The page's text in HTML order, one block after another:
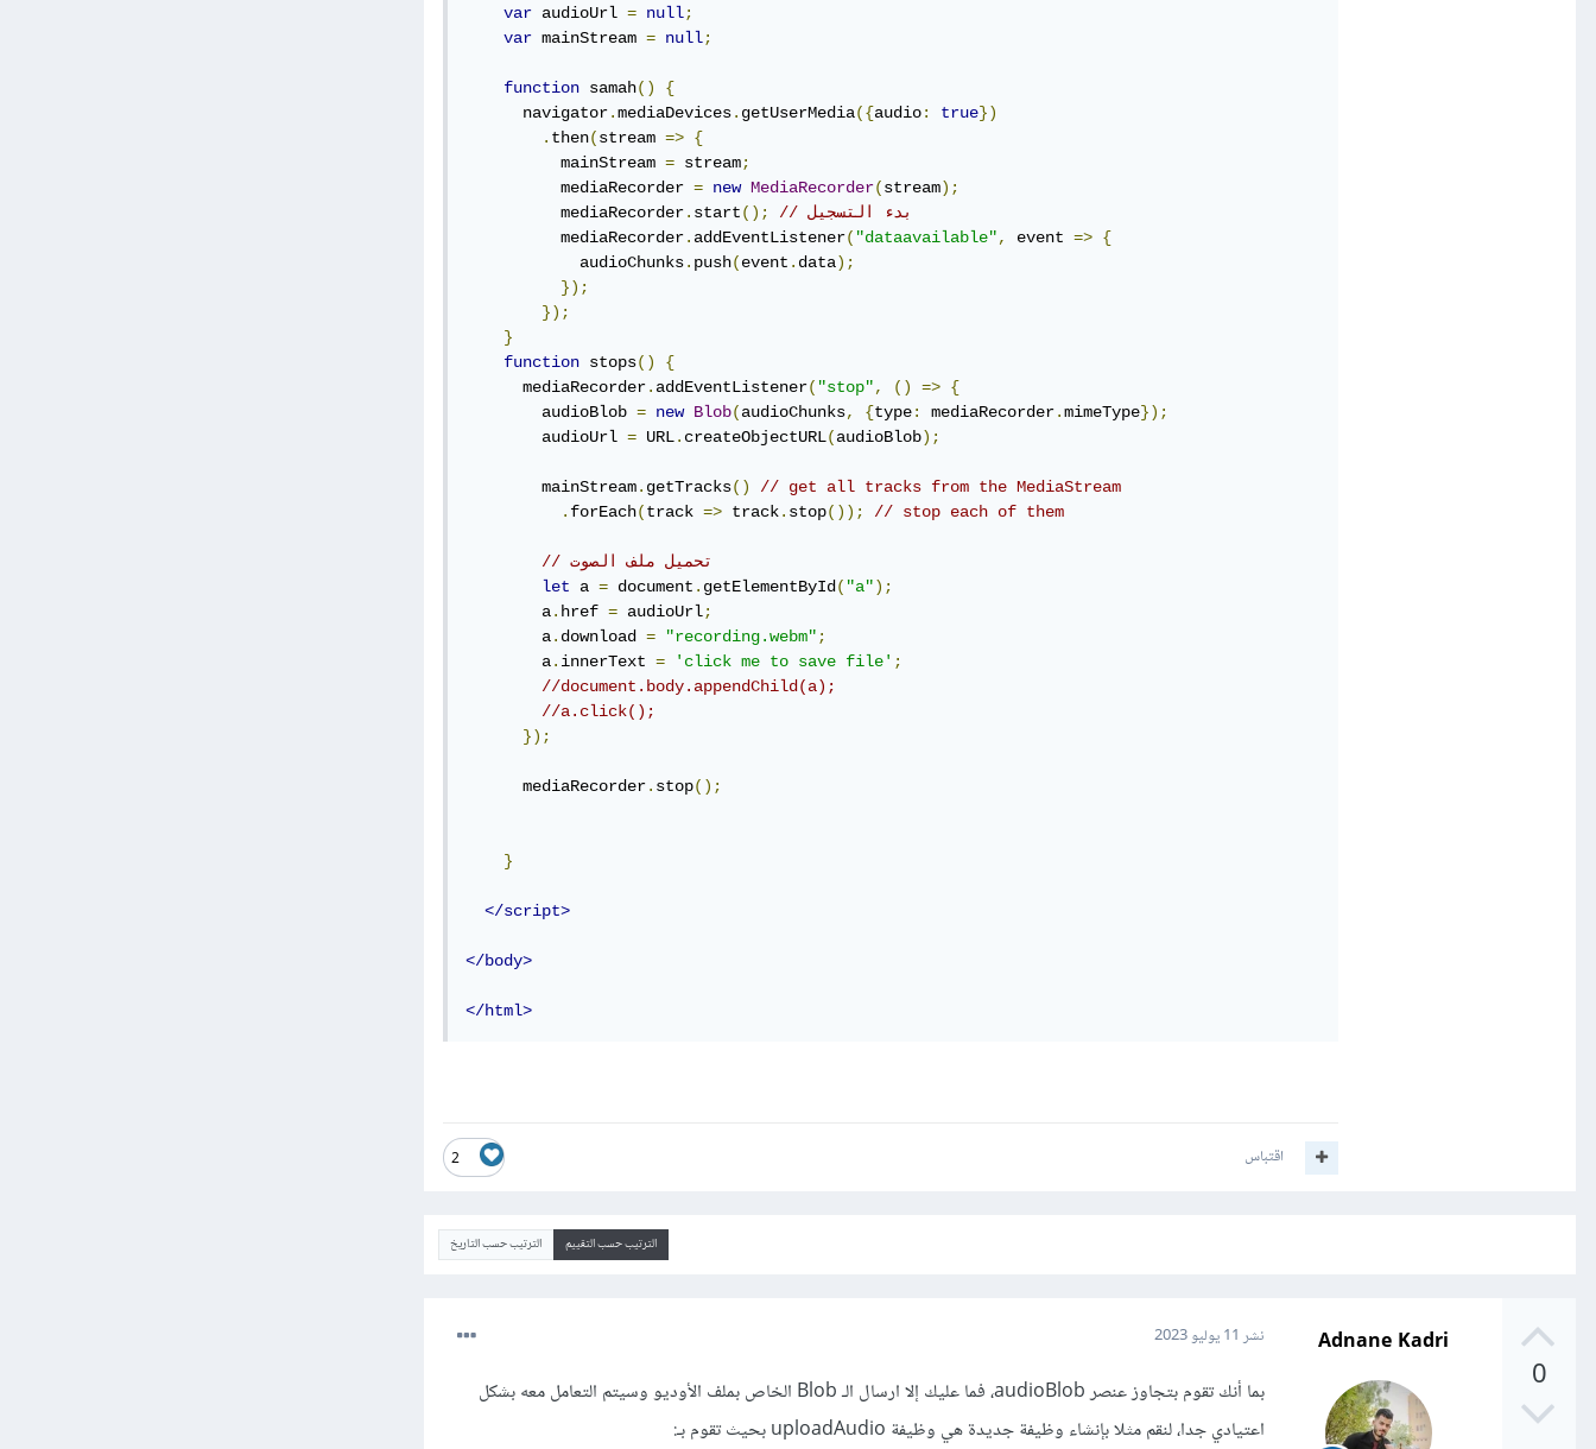
var audioUrl = null;
var mainStream = null;
function samah()
{
navigator.mediaDevices. getUserMedia({audio: true})
. then(stream => {
mainStream = stream;
mediaRecorder = new MediaRecorder(stream);
mediaRecorder. start();
// بدء التسجيل
mediaRecorder. addEventListener( "dataavailable", event => {
audioChunks. push(event . data);
});
});
}
function stops()
{
mediaRecorder. addEventListener( "stop", () => {
audioBlob = new Blob(audioChunks, {type: mediaRecorder.mimeType});
audioUrl = URL. createObjectURL(audioBlob);
mainStream. getTracks()
// get all tracks from the MediaStream
. forEach(track => track. stop()); // stop each of them
// تحميل ملف الصوت
let a = document . getElementById ( "a");
a. href = audioUrl;
a. download = "recording.webm" ;
a. innerText = 'click me to save file' ;
//document.body.appendChild(a);
//a.click();
});
mediaRecorder. stop();
}
</script>
</body>
</html>
2 اقتباس
الترتيب حسب التقييم الترتيب حسب التاريخ
0
Adnane Kadri نشر 11 يوليو 2023
بما أنك تقوم بتجاوز عنصر audioBlob، فما عليك إلا ارسال الـ Blob الخاص بملف الأوديو وسيتم التعامل معه بشكل
اعتيادي جدا، لنقم مثلا بإنشاء وظيفة جديدة هي وظيفة uploadAudio بحيث تقوم بـ: